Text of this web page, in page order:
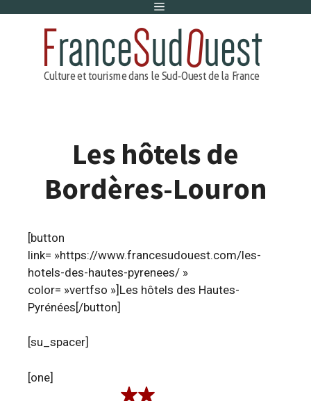
Menu
Les hôtels de
Bordères-Louron
[button
link= »https://www.francesudouest.com/les-
hotels-des-hautes-pyrenees/ »
color= »vertfso »]Les hôtels des Hautes-
Pyrénées[/button]
[su_spacer]
[one]